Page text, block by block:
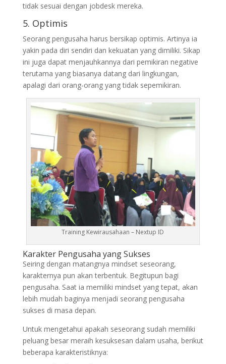
tidak sesuai dengan jobdesk mereka.
5. Optimis
Seorang pengusaha harus bersikap optimis. Artinya ia
yakin pada diri sendiri dan kekuatan yang dimiliki. Sikap
ini juga dapat menjauhkannya dari pemikiran negative
terutama yang biasanya datang dari lingkungan,
apalagi dari orang-orang yang tidak sepemikiran.
Training Kewirausahaan – Nextup ID
Karakter Pengusaha yang Sukses
Seiring dengan matangnya mindset seseorang,
karakternya pun akan terbentuk. Begitupun bagi
pengusaha. Saat ia memiliki mindset yang tepat, akan
lebih mudah baginya menjadi seorang pengusaha
sukses di masa depan.
Untuk mengetahui apakah seseorang sudah memiliki
peluang besar meraih kesuksesan dalam usaha, berikut
beberapa karakteristiknya: